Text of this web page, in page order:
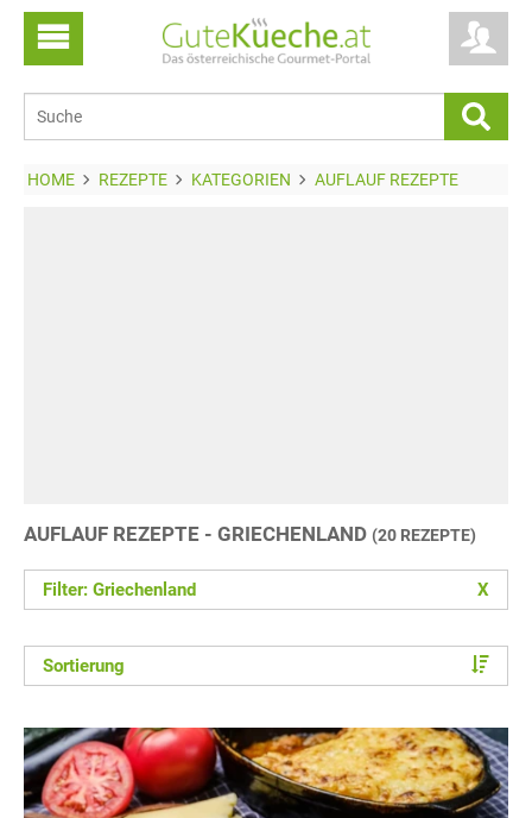
HOME REZEPTE KATEGORIEN AUFLAUF REZEPTE
AUFLAUF REZEPTE - GRIECHENLAND (20 REZEPTE)
Filter: Griechenland X
Sortierung